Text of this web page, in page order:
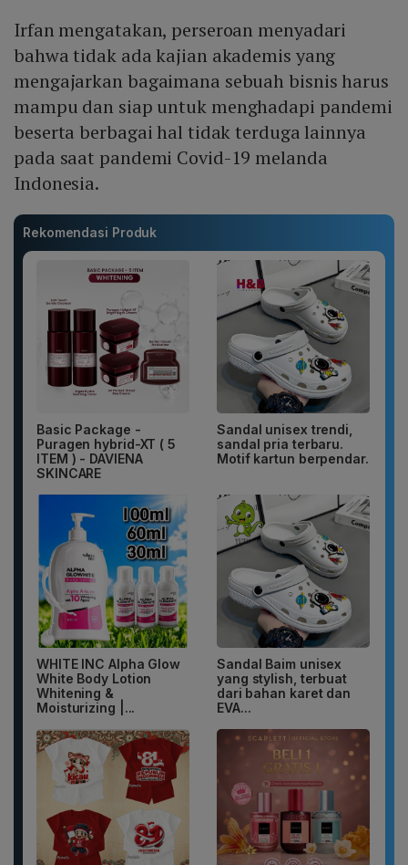
Irfan mengatakan, perseroan menyadari
bahwa tidak ada kajian akademis yang
mengajarkan bagaimana sebuah bisnis harus
mampu dan siap untuk menghadapi pandemi
beserta berbagai hal tidak terduga lainnya
pada saat pandemi Covid-19 melanda
Indonesia.
Rekomendasi Produk
Basic Package -
Puragen hybrid-XT ( 5
ITEM ) - DAVIENA
SKINCARE
Sandal unisex trendi,
sandal pria terbaru.
Motif kartun berpendar.
WHITE INC Alpha Glow
White Body Lotion
Whitening &
Moisturizing |...
Sandal Baim unisex
yang stylish, terbuat
dari bahan karet dan
EVA...